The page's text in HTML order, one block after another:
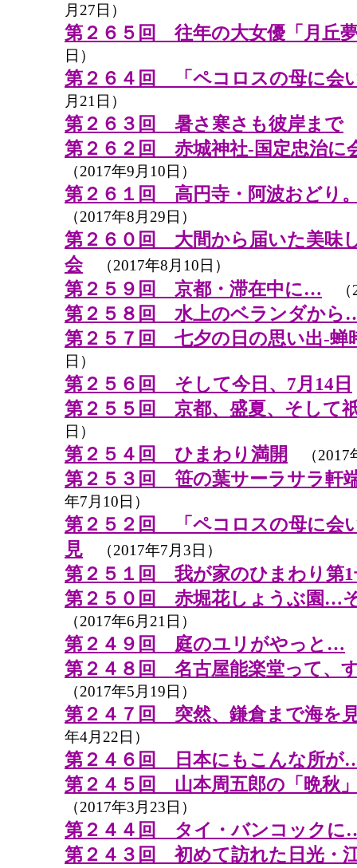
月27日）
第２６５回 往年の大女優「月丘
日）
第２６４回 「ペコロスの母に会
月21日）
第２６３回 暑さ寒さも彼岸まで
第２６２回 赤城神社-国定忠治に
（2017年9月10日）
第２６１回 高円寺・阿波おどり
（2017年8月29日）
第２６０回 大間から届いた美味
会（2017年8月10日）
第２５９回 京都・滞在中に… （
第２５８回 水上のベランダから
第２５７回 七夕の日の思い出-蝉
日）
第２５６回 そして今日、7月14日
第２５５回 京都、盛夏、そして
日）
第２５４回 ひまわり満開 （2017
第２５３回 笹の葉サーラサラ軒
年7月10日）
第２５２回 「ペコロスの母に会
見 （2017年7月3日）
第２５１回 我が家のひまわり第1
第２５０回 赤堀花しょうぶ園…
（2017年6月21日）
第２４９回 庭のユリがやっと…
第２４８回 名古屋能楽堂って、
（2017年5月19日）
第２４７回 突然、鎌倉まで海を
年4月22日）
第２４６回 日本にもこんな所が
第２４５回 山本周五郎の「晩秋
（2017年3月23日）
第２４４回 タイ・バンコックに
第２４３回 初めて訪れた日光・